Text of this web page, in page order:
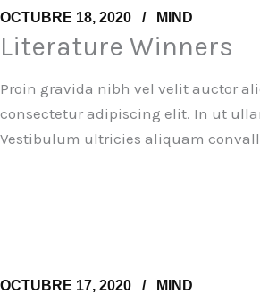
OCTUBRE 18, 2020 MIND
Literature Winners
Proin gravida nibh vel velit auctor
consectetur adipiscing elit. In ut
Vestibulum ultricies aliquam
OCTUBRE 17, 2020 MIND